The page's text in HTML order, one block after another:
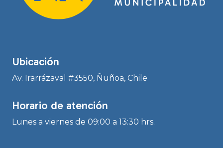
Ubicación
Av. Irarrázaval #3550, Ñuñoa, Chile
Horario de atención
Lunes a viernes de 09:00 a 13:30 hrs.